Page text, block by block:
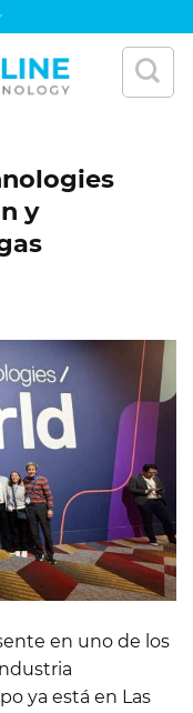
y
en uno de los
ya está en Las